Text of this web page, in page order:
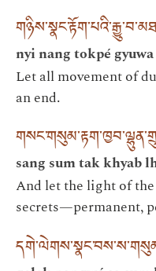
nyi nang tokpé
Let all movement of
an end.
sang sum tak khyab
And let the light of
secrets—permanent,